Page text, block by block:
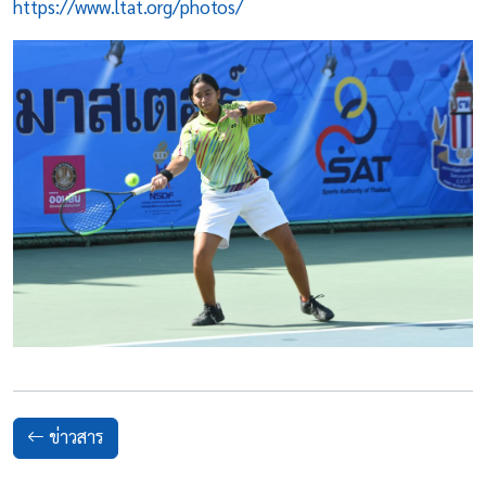
https://www.ltat.org/photos/
ข่าวสาร